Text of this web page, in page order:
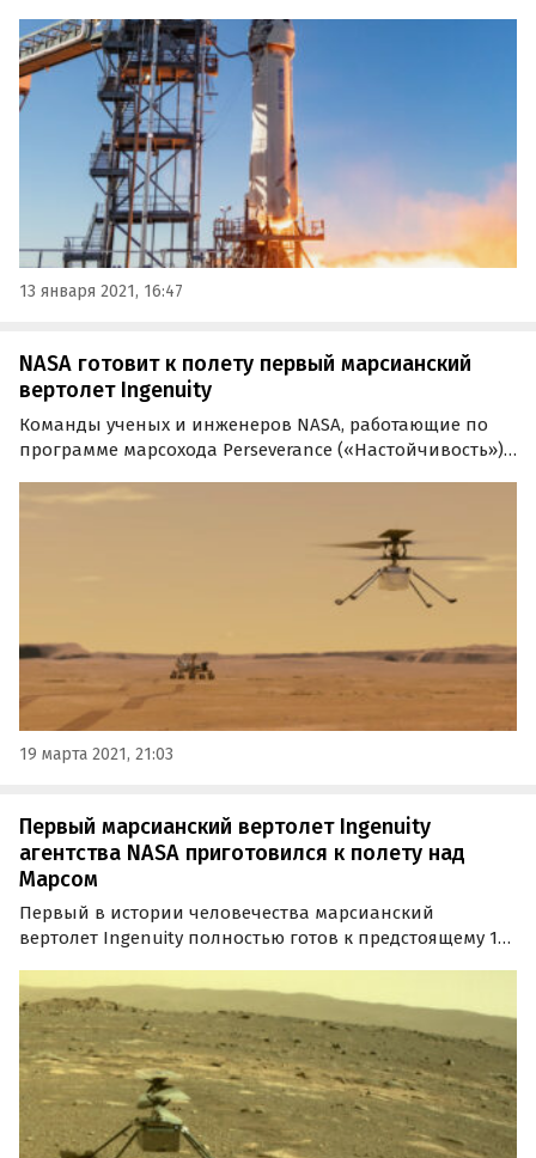
января. Ранее в заявлении от 13 января компания
подтвердила свои планы провести такой запуск.
13 января 2021, 16:47
NASA готовит к полету первый марсианский
вертолет Ingenuity
Команды ученых и инженеров NASA, работающие по
программе марсохода Perseverance («Настойчивость»),
(«Изобретательность»), который установлен на борту
19 марта 2021, 21:03
Первый марсианский вертолет Ingenuity
агентства NASA приготовился к полету над
Марсом
Первый в истории человечества марсианский
вертолет Ingenuity полностью готов к предстоящему 11
полет будет проходить под наблюдением и контролем
базового марсохода Perseverance, «припаркованного»
в…